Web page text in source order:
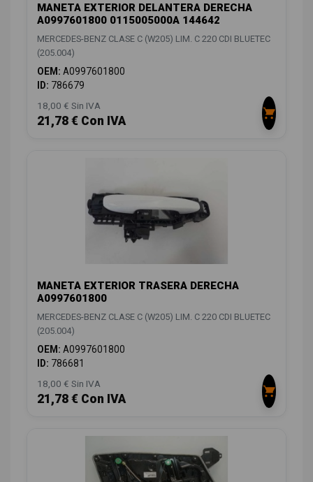
MANETA EXTERIOR DELANTERA DERECHA
A0997601800 0115005000A 144642
MERCEDES-BENZ CLASE C (W205) LIM. C 220 CDI BLUETEC
(205.004)
OEM: A0997601800
ID: 786679
18,00 € Sin IVA
21,78 € Con IVA
MANETA EXTERIOR TRASERA DERECHA
A0997601800
MERCEDES-BENZ CLASE C (W205) LIM. C 220 CDI BLUETEC
(205.004)
OEM: A0997601800
ID: 786681
18,00 € Sin IVA
21,78 € Con IVA